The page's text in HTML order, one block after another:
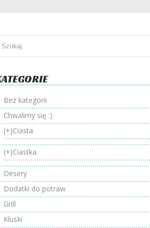
Bez kategorii
Chwalimy się :)
(+)Ciasta
(+)Ciastka
Desery
Dodatki do potraw
Grill
Kluski